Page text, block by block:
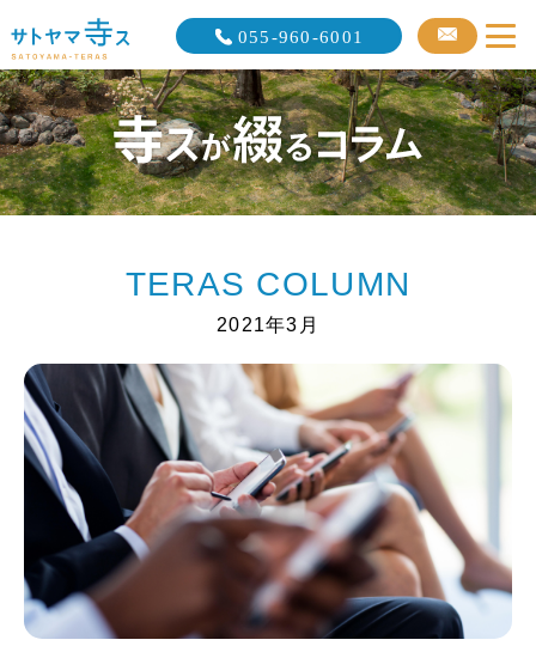
055-960-6001
TERAS COLUMN
2021年3月